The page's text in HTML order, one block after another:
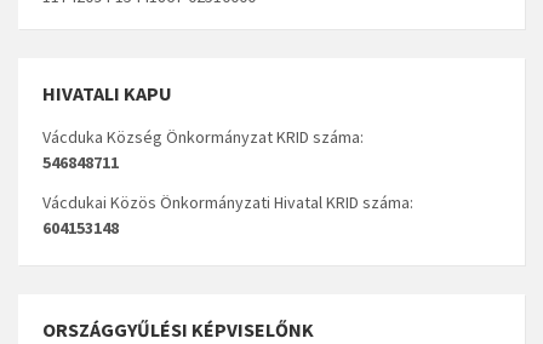
HIVATALI KAPU
Vácduka Község Önkormányzat KRID száma:
546848711
Vácdukai Közös Önkormányzati Hivatal KRID száma:
604153148
ORSZÁGGYŰLÉSI KÉPVISELŐNK